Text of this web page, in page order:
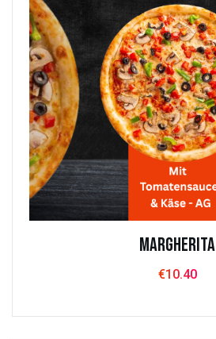
MARGHERITA
€10.40